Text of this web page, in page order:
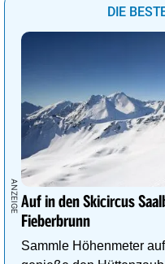
DIE
Auf in den Skicircus
Fieberbrunn
Sammle Höhenmeter